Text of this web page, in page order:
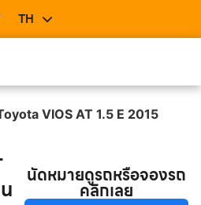
TH
EN
VIOS AT 1.5 E 2015
นัดหมายดูรถหรือจองรถ
คลิกเลย